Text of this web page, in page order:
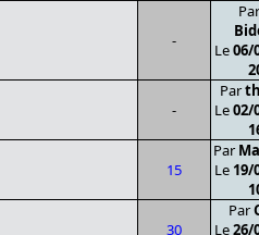
-
Le06/
-
Par
Le02/
15
Par
Le 19/
30
Par
Le26/